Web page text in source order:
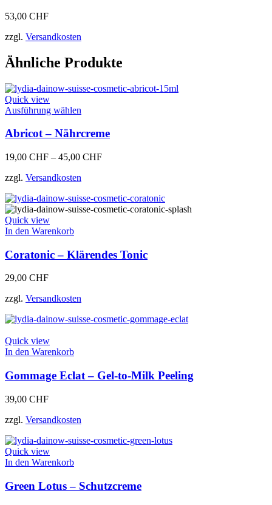
53,00 CHF
zzgl. Versandkosten
Ähnliche Produkte
Quick view
Ausführung wählen
weist
Varianten
können
auf
werden
Abricot – Nährcreme
19,00 CHF – 45,00 CHF
zzgl. Versandkosten
Quick view
In den Warenkorb
Coratonic – Klärendes Tonic
29,00 CHF
zzgl. Versandkosten
Quick view
In den Warenkorb
Gommage Eclat – Gel-to-Milk Peeling
39,00 CHF
zzgl. Versandkosten
Quick view
In den Warenkorb
Green Lotus – Schutzcreme